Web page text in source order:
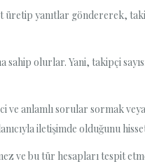
yanıtlar göndererek,
sahip olurlar. Yani, takipçi
anlamlı sorular sormak
iletişimde olduğunu
ve bu tür hesapları tespit